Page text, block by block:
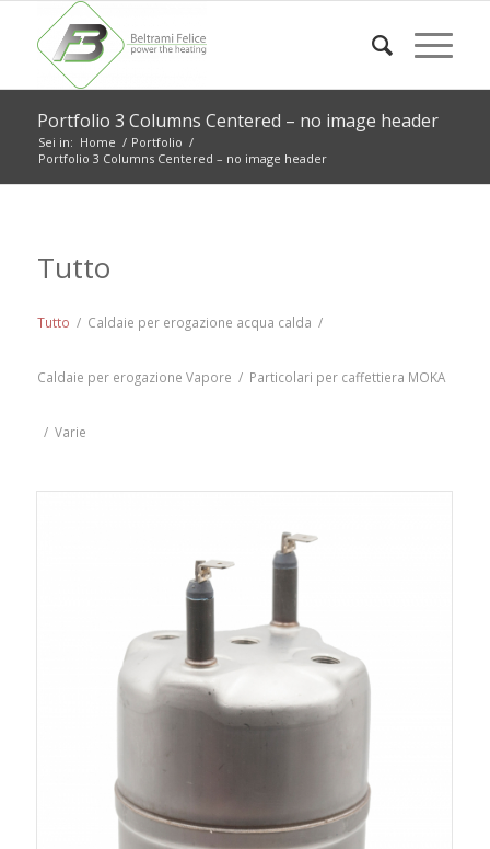
Portfolio 3 Columns Centered – no image header
Sei in: Home / Portfolio /
Portfolio 3 Columns Centered – no image header
Tutto
Tutto / Caldaie per erogazione acqua calda /
Caldaie per erogazione Vapore / Particolari per caffettiera MOKA
/ Varie